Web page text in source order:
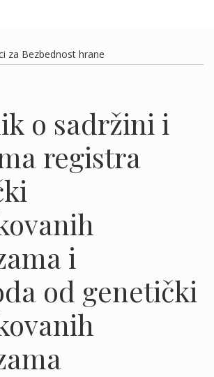
za Bezbednost hrane
o sadržini i
registra
i
od genetički